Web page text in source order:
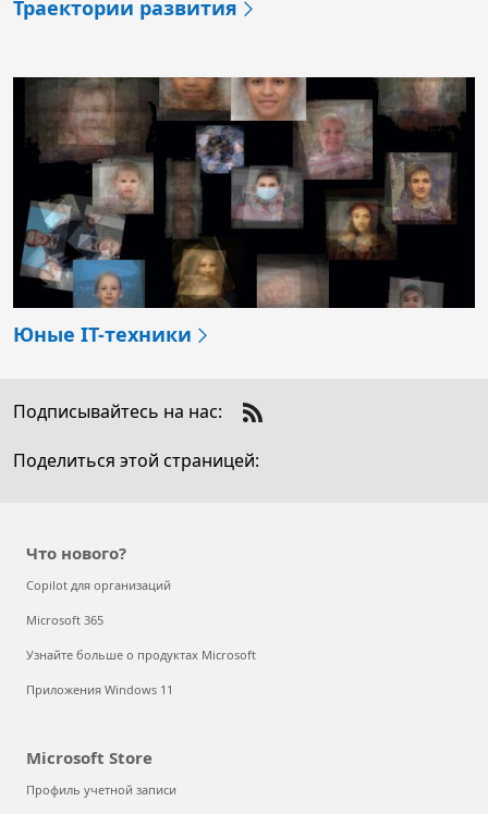
Траектории развития
Юные IT-техники
Imagine Cup Junior 2021: узнавая важное
День безопасного Интернета 2022
Юные IT-техники
Подписывайтесь на нас:
Check
out
Поделиться этой страницей:
Что нового?
Copilot для организаций
Microsoft 365
Узнайте больше о продуктах Microsoft
Приложения Windows 11
Microsoft Store
Профиль учетной записи